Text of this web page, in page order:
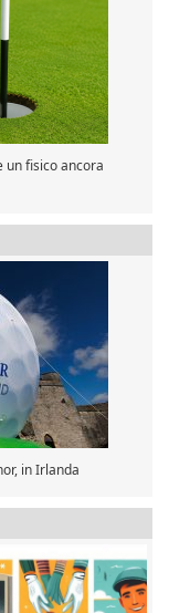
un fisico ancora
in Irlanda